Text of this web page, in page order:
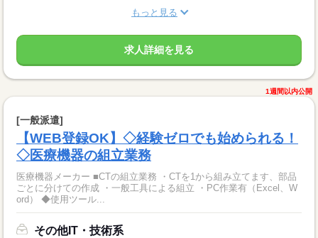
もっと見る
求人詳細を見る
1週間以内公開
[一般派遣]
【WEB登録OK】◇経験ゼロでも始められる！
◇医療機器の組立業務
医療機器メーカー ■CTの組立業務 ・CTを1から組み立てます、部品
ごとに分けての作成 ・一般工具による組立 ・PC作業有（Excel、W
ord） ◆使用ツール...
その他IT・技術系